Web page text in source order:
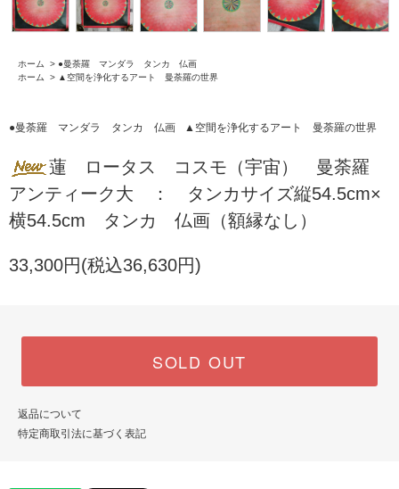
ホーム > ●曼荼羅 マンダラ タンカ 仏画
ホーム
> ▲空間を浄化するアート 曼荼羅の世界
●曼荼羅 マンダラ タンカ 仏画 ▲空間を浄化するアート 曼荼羅の世界
蓮 ロータス コスモ（宇宙） 曼荼羅
アンティーク大 ： タンカサイズ縦54.5cm×
横54.5cm タンカ 仏画（額縁なし）
33,300円(税込36,630円)
SOLD OUT
返品について
特定商取引法に基づく表記